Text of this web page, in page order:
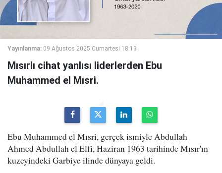
Yayınlanma: 09 Ağustos 2025 Cumartesi 18:13
Mısırlı cihat yanlısı liderlerden Ebu
Muhammed el Mısri.
Ebu Muhammed el Mısri, gerçek ismiyle Abdullah
Ahmed Abdullah el Elfi, Haziran 1963 tarihinde Mısır'ın
kuzeyindeki Garbiye ilinde dünyaya geldi.